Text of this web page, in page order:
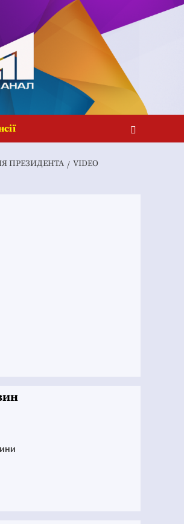
ПРЕЗИДЕНТА
VIDEO